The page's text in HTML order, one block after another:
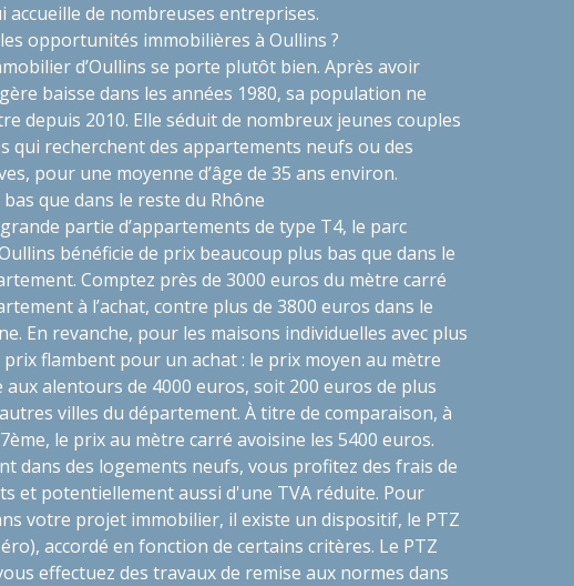
accueille de nombreuses entreprises.
opportunités immobilières à Oullins ?
d’Oullins se porte plutôt bien. Après avoir
baisse dans les années 1980, sa population ne
depuis 2010. Elle séduit de nombreux jeunes couples
qui recherchent des appartements neufs ou des
pour une moyenne d’âge de 35 ans environ.
que dans le reste du Rhône
partie d’appartements de type T4, le parc
bénéficie de prix beaucoup plus bas que dans le
Comptez près de 3000 euros du mètre carré
à l’achat, contre plus de 3800 euros dans le
En revanche, pour les maisons individuelles avec plus
prix flambent pour un achat : le prix moyen au mètre
aux alentours de 4000 euros, soit 200 euros de plus
villes du département. À titre de comparaison, à
le prix au mètre carré avoisine les 5400 euros.
dans des logements neufs, vous profitez des frais de
et potentiellement aussi d'une TVA réduite. Pour
votre projet immobilier, il existe un dispositif, le PTZ
accordé en fonction de certains critères. Le PTZ
effectuez des travaux de remise aux normes dans